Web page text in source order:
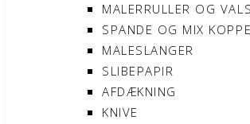
MALERRULLER OG
SPANDE OG MIX
MALESLANGER
SLIBEPAPIR
AFDÆKNING
KNIVE